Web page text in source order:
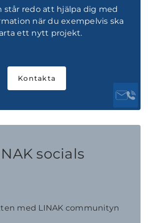
står redo att hjälpa dig med
när du exempelvis ska
ett nytt projekt.
Kontakta
socials
med LINAK communityn